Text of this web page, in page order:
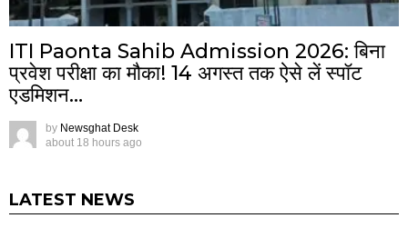
ITI Paonta Sahib Admission 2026: बिना
प्रवेश परीक्षा का मौका! 14 अगस्त तक ऐसे लें स्पॉट
एडमिशन…
by Newsghat Desk
about 18 hours ago
LATEST NEWS